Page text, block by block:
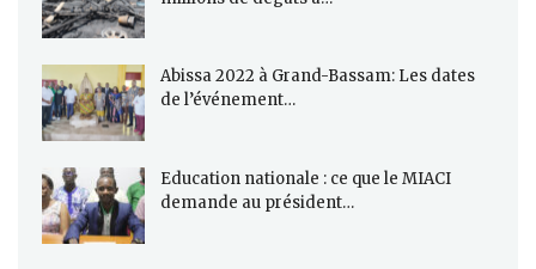
Abissa 2022 à Grand-Bassam: Les dates
de l’événement…
Education nationale : ce que le MIACI
demande au président…